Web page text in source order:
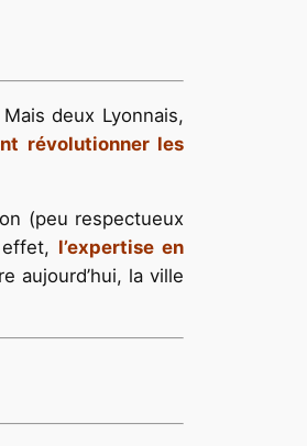
deux Lyonnais,
révolutionner les
(peu respectueux
l’expertise en
aujourd’hui, la ville